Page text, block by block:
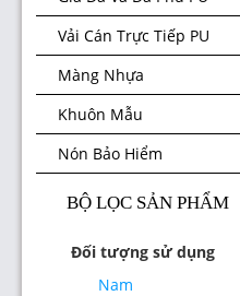
Vải Cán Trực Tiếp PU
Màng Nhựa
Khuôn Mẫu
Nón Bảo Hiểm
BỘ LỌC SẢN PHẨM
Đối tượng sử dụng
Nam